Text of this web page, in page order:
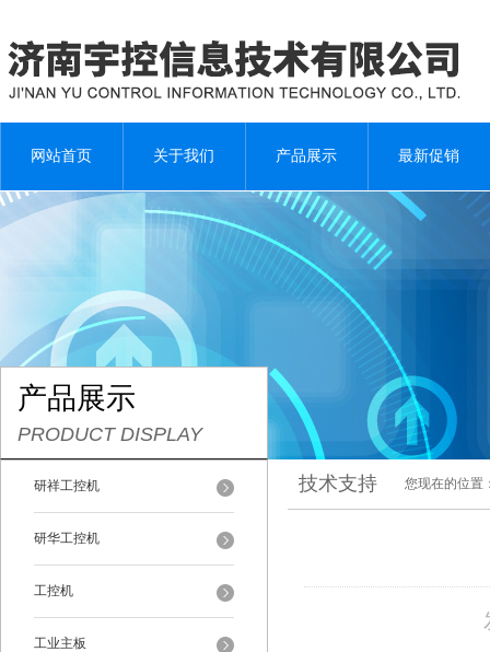
网站首页 关于我们 产品展示 最新促销
产品展示
PRODUCT DISPLAY
研祥工控机
研华工控机
工控机
工业主板
技术支持 您现在的位置